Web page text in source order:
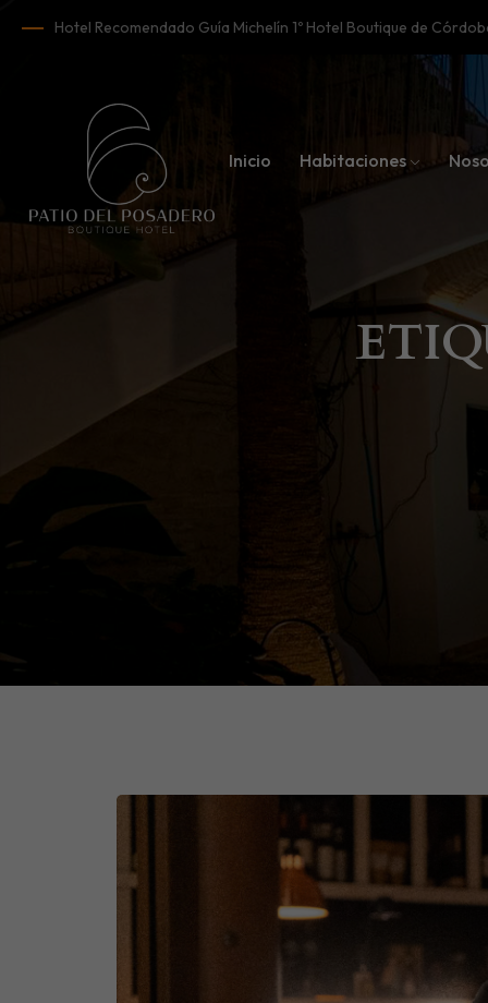
Hotel Recomendado Guía Michelín 1º Hotel Boutique de
Inicio Habitaciones